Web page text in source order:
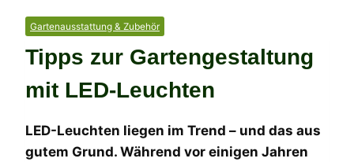
Gartenausstattung & Zubehör
Tipps zur Gartengestaltung
mit LED-Leuchten
LED-Leuchten liegen im Trend – und das aus
gutem Grund. Während vor einigen Jahren